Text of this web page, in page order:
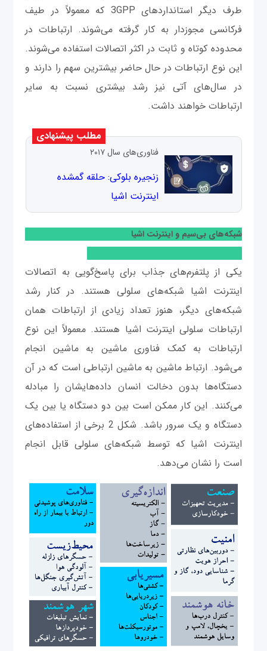
طرف دیگر استانداردهای 3GPP که معمولاً در طیف
فرکانسی مجوزدار به کار گرفته می‌شوند. ارتباطات در
محدوده کوتاه و ثابت در اکثر اتصالات استفاده می‌شوند.
این نوع ارتباطات در حال حاضر بیشترین سهم را دارند و
در سال‌های آتی نیز رشد بیشتری نسبت به سایر
ارتباطات خواهند داشت.
مطلب پیشنهادی
فناوری‌های سال ۲۰۱۷
زنجیره بلوکی: حلقه گمشده
اینترنت اشیا
شبکه‌های بی‌سیم و اینترنت اشیا
یکی از پلتفرم‌های جذاب برای پاسخ‌گویی به اتصالات
اینترنت اشیا شبکه‌های سلولی هستند. در کنار رشد
شبکه‌های دیگر، هنوز تعداد زیادی از ارتباطات همان
ارتباطات سلولی اینترنت اشیا هستند. معمولاً این نوع
ارتباطات به کمک فناوری ماشین به ماشین انجام
می‌شود. ارتباط ماشین به ماشین ارتباطی است که در آن
دستگاه‌ها بدون دخالت انسان داده‌هایشان را مبادله
می‌کنند. این کار ممکن است بین دو دستگاه یا بین یک
دستگاه و یک سرور باشد. شکل 2 برخی از استفاده‌های
اینترنت اشیا که توسط شبکه‌های سلولی قابل انجام
است را نشان می‌دهد.